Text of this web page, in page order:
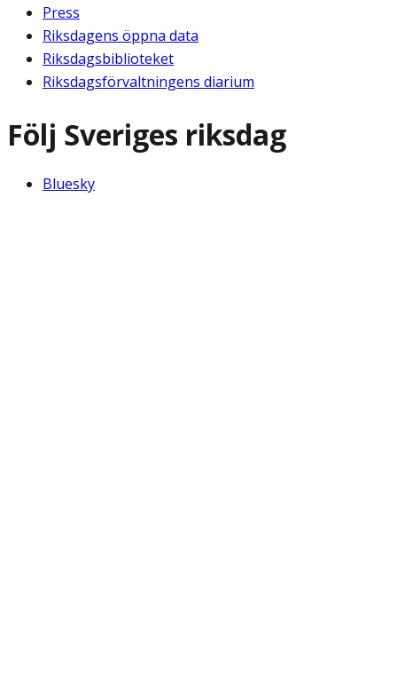
Press
Riksdagens öppna data
Riksdagsbiblioteket
Riksdagsförvaltningens diarium
Följ Sveriges riksdag
Bluesky